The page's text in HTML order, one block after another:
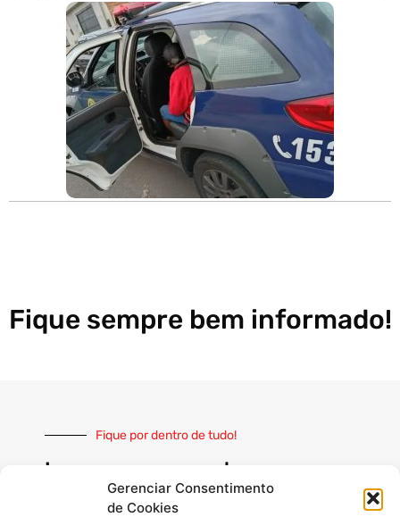
Gerenciar Consentimento
de Cookies
Fique sempre bem informado!
Fique por dentro de tudo!
Inscreva-se e receba nossas
notícias sempre atualizadas